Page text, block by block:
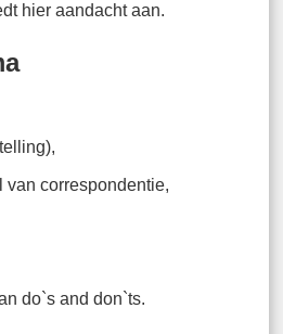
hier aandacht aan.
van correspondentie,
do`s and don`ts.